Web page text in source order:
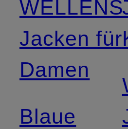
Jacken für
Damen
Blaue